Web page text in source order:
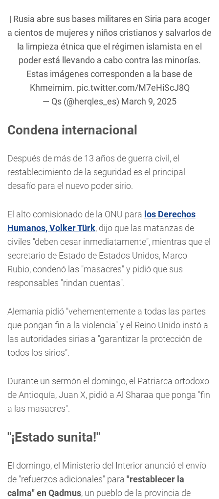
| Rusia abre sus bases militares en Siria para acoger
a cientos de mujeres y niños cristianos y salvarlos de
la limpieza étnica que el régimen islamista en el
poder está llevando a cabo contra las minorías.
Estas imágenes corresponden a la base de
Khmeimim. pic.twitter.com/M7eHiScJ8Q
— Qs (@herqles_es) March 9, 2025
Condena internacional
Después de más de 13 años de guerra civil, el
restablecimiento de la seguridad es el principal
desafío para el nuevo poder sirio.
El alto comisionado de la ONU para los Derechos
Humanos, Volker Türk, dijo que las matanzas de
civiles "deben cesar inmediatamente", mientras que el
secretario de Estado de Estados Unidos, Marco
Rubio, condenó las "masacres" y pidió que sus
responsables "rindan cuentas".
Alemania pidió "vehementemente a todas las partes
que pongan fin a la violencia" y el Reino Unido instó a
las autoridades sirias a "garantizar la protección de
todos los sirios".
Durante un sermón el domingo, el Patriarca ortodoxo
de Antioquía, Juan X, pidió a Al Sharaa que ponga "fin
a las masacres".
"¡Estado sunita!"
El domingo, el Ministerio del Interior anunció el envío
de "refuerzos adicionales" para "restablecer la
calma" en Qadmus, un pueblo de la provincia de